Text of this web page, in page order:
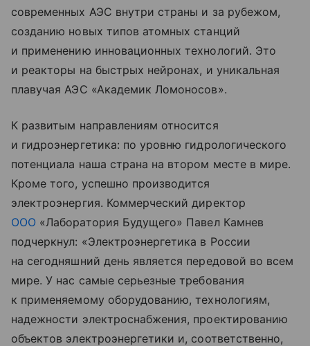
современных АЭС внутри страны и за рубежом,
созданию новых типов атомных станций
и применению инновационных технологий. Это
и реакторы на быстрых нейронах, и уникальная
плавучая АЭС «Академик Ломоносов».
К развитым направлениям относится
и гидроэнергетика: по уровню гидрологического
потенциала наша страна на втором месте в мире.
Кроме того, успешно производится
электроэнергия. Коммерческий директор
ООО «Лаборатория Будущего» Павел Камнев
подчеркнул: «Электроэнергетика в России
на сегодняшний день является передовой во всем
мире. У нас самые серьезные требования
к применяемому оборудованию, технологиям,
надежности электроснабжения, проектированию
объектов электроэнергетики и, соответственно,